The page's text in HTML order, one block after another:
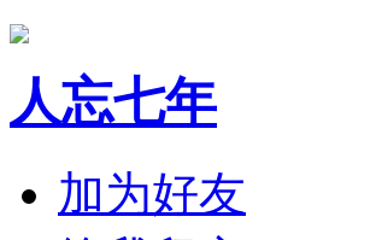
人忘七年
加为好友